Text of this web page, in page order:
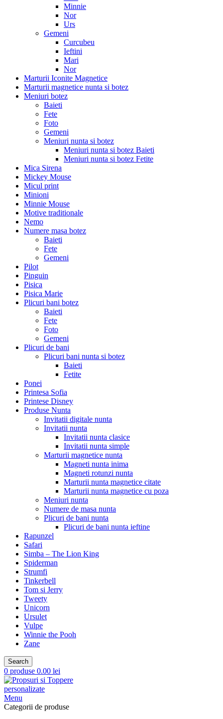
Minnie
Nor
Urs
Gemeni
Curcubeu
Ieftini
Mari
Nor
Marturii Iconite Magnetice
Marturii magnetice nunta si botez
Meniuri botez
Baieti
Fete
Foto
Gemeni
Meniuri nunta si botez
Meniuri nunta si botez Baieti
Meniuri nunta si botez Fetite
Mica Sirena
Mickey Mouse
Micul print
Minioni
Minnie Mouse
Motive traditionale
Nemo
Numere masa botez
Baieti
Fete
Gemeni
Pilot
Pinguin
Pisica
Pisica Marie
Plicuri bani botez
Baieti
Fete
Foto
Gemeni
Plicuri de bani
Plicuri bani nunta si botez
Baieti
Fetite
Ponei
Printesa Sofia
Printese Disney
Produse Nunta
Invitatii digitale nunta
Invitatii nunta
Invitatii nunta clasice
Invitatii nunta simple
Marturii magnetice nunta
Magneti nunta inima
Magneti rotunzi nunta
Marturii nunta magnetice citate
Marturii nunta magnetice cu poza
Meniuri nunta
Numere de masa nunta
Plicuri de bani nunta
Plicuri de bani nunta ieftine
Rapunzel
Safari
Simba – The Lion King
Spiderman
Strumfi
Tinkerbell
Tom si Jerry
Tweety
Unicorn
Ursulet
Vulpe
Winnie the Pooh
Zane
Search
0 produse 0.00 lei
Menu
Categorii de produse